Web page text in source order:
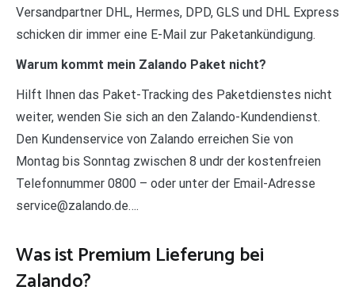
Versandpartner DHL, Hermes, DPD, GLS und DHL Express
schicken dir immer eine E-Mail zur Paketankündigung.
Warum kommt mein Zalando Paket nicht?
Hilft Ihnen das Paket-Tracking des Paketdienstes nicht
weiter, wenden Sie sich an den Zalando-Kundendienst.
Den Kundenservice von Zalando erreichen Sie von
Montag bis Sonntag zwischen 8 undr der kostenfreien
Telefonnummer 0800 – oder unter der Email-Adresse
service@zalando.de….
Was ist Premium Lieferung bei
Zalando?